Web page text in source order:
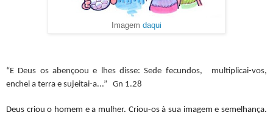
Imagem daqui
“E Deus os abençoou e lhes disse: Sede fecundos,
multiplicai-vos,
enchei a terra e sujeitai-a...” Gn 1.28
Deus criou o homem e a mulher. Criou-os à sua imagem e semelhança.